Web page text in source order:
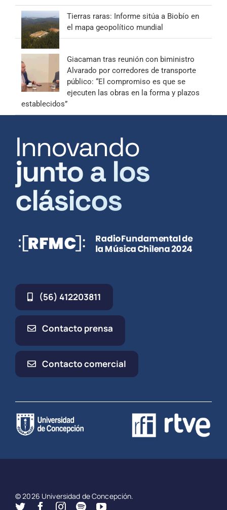
Tierras raras: Informe sitúa a Biobío en
el mapa geopolítico mundial
Giacaman tras reunión con biministro
Alvarado por corredores de transporte
público: “El compromiso es que se
ejecuten las obras en la forma y plazos
establecidos”
Innovando
junto a los
clásicos
(56) 412203811
Contacto prensa
Contacto comercial
© 2026 Universidad de Concepción.